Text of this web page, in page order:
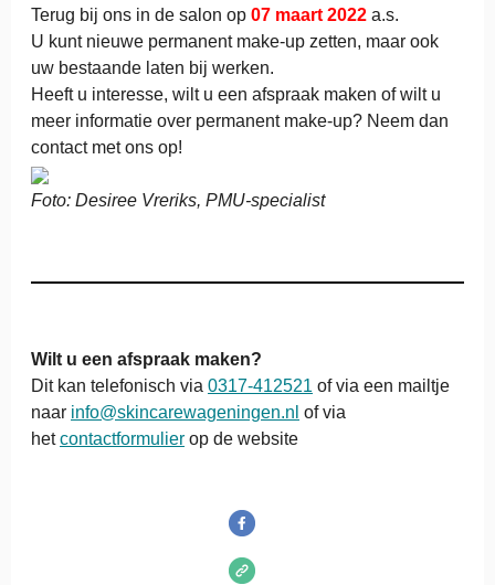
Terug bij ons in de salon op 07 maart 2022 a.s.
U kunt nieuwe permanent make-up zetten, maar ook
uw bestaande laten bij werken.
Heeft u interesse, wilt u een afspraak maken of wilt u
meer informatie over permanent make-up? Neem dan
contact met ons op!
Foto: Desiree Vreriks, PMU-specialist
Wilt u een afspraak maken?
Dit kan telefonisch via 0317-412521 of via een mailtje
naar info@skincarewageningen.nl of via
hetcontactformulier op de website